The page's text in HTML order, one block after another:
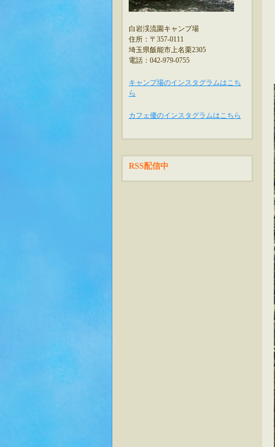
白岩渓流園キャンプ場
住所：〒357-0111
埼玉県飯能市上名栗2305
電話：042-979-0755
キャンプ場のインスタグラムはこち
ら
カフェ優のインスタグラムはこちら
RSS配信中